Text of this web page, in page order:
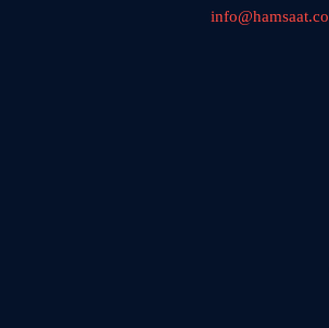
info@hamsaat.co